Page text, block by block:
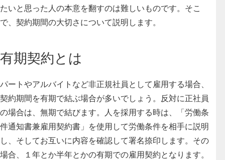
たいと思った人の本意を翻すのは難しいものです。そこ
で、契約期間の大切さについて説明します。
有期契約とは
パートやアルバイトなど非正規社員として雇用する場合、
契約期間を有期で結ぶ場合が多いでしょう。反対に正社員
の場合は、無期で結びます。人を採用する時は、「労働条
件通知書兼雇用契約書」を使用して労働条件を相手に説明
し、そしてお互いに内容を確認して署名捺印します。その
場合、１年とか半年とかの有期での雇用契約となります。